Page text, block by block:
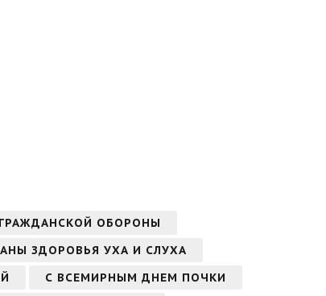
ОБОРОНЫ
ЗДОРОВЬЯ УХА И СЛУХА
С ВСЕМИРНЫМ ДНЕМ ПОЧКИ